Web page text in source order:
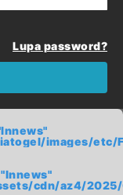
Lupa password?
images/etc/
cdn/az4/